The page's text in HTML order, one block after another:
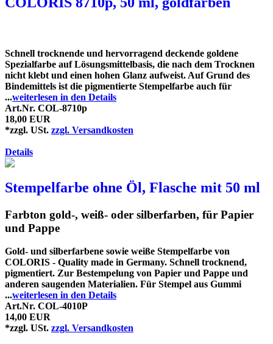
Schnell trocknende und hervorragend deckende goldene
Spezialfarbe auf Lösungsmittelbasis, die nach dem Trocknen
nicht klebt und einen hohen Glanz aufweist. Auf Grund des
Bindemittels ist die pigmentierte Stempelfarbe auch für
...weiterlesen in den Details
Art.Nr. COL-8710p
18,00 EUR
*zzgl. USt. zzgl. Versandkosten
Details
Stempelfarbe ohne Öl, Flasche mit 50 ml
Farbton gold-, weiß- oder silberfarben, für Papier
und Pappe
Gold- und silberfarbene sowie weiße Stempelfarbe von
COLORIS - Quality made in Germany. Schnell trocknend,
pigmentiert. Zur Bestempelung von Papier und Pappe und
anderen saugenden Materialien. Für Stempel aus Gummi
...weiterlesen in den Details
Art.Nr. COL-4010P
14,00 EUR
*zzgl. USt. zzgl. Versandkosten